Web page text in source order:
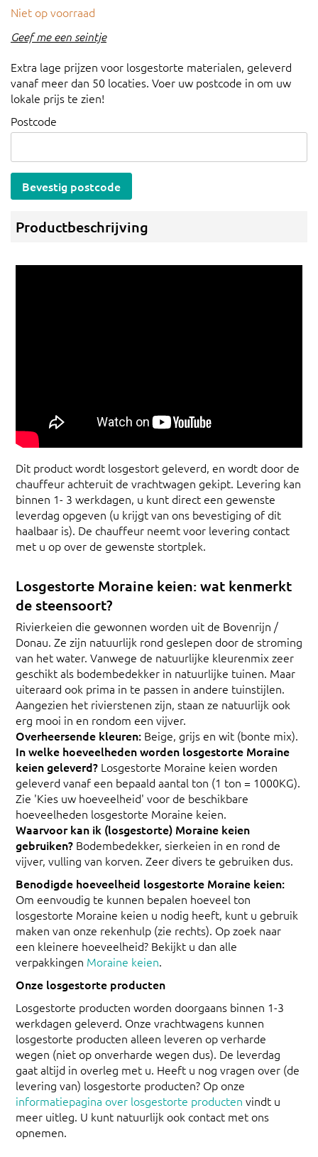
Niet op voorraad
Geef me een seintje
Extra lage prijzen voor losgestorte materialen, geleverd
vanaf meer dan 50 locaties. Voer uw postcode in om uw
lokale prijs te zien!
Postcode
Bevestig postcode
Productbeschrijving
Dit product wordt losgestort geleverd, en wordt door de
chauffeur achteruit de vrachtwagen gekipt. Levering kan
binnen 1- 3 werkdagen, u kunt direct een gewenste
leverdag opgeven (u krijgt van ons bevestiging of dit
haalbaar is). De chauffeur neemt voor levering contact
met u op over de gewenste stortplek.
Losgestorte Moraine keien: wat kenmerkt
de steensoort?
Rivierkeien die gewonnen worden uit de Bovenrijn /
Donau. Ze zijn natuurlijk rond geslepen door de stroming
van het water. Vanwege de natuurlijke kleurenmix zeer
geschikt als bodembedekker in natuurlijke tuinen. Maar
uiteraard ook prima in te passen in andere tuinstijlen.
Aangezien het rivierstenen zijn, staan ze natuurlijk ook
erg mooi in en rondom een vijver.
Overheersende kleuren: Beige, grijs en wit (bonte mix).
In welke hoeveelheden worden losgestorte Moraine
keien geleverd? Losgestorte Moraine keien worden
geleverd vanaf een bepaald aantal ton (1 ton = 1000KG).
Zie 'Kies uw hoeveelheid' voor de beschikbare
hoeveelheden losgestorte Moraine keien.
Waarvoor kan ik (losgestorte) Moraine keien
gebruiken? Bodembedekker, sierkeien in en rond de
vijver, vulling van korven. Zeer divers te gebruiken dus.
Benodigde hoeveelheid losgestorte Moraine keien:
Om eenvoudig te kunnen bepalen hoeveel ton
losgestorte Moraine keien u nodig heeft, kunt u gebruik
maken van onze rekenhulp (zie rechts). Op zoek naar
een kleinere hoeveelheid? Bekijkt u dan alle
verpakkingen Moraine keien.
Onze losgestorte producten
Losgestorte producten worden doorgaans binnen 1-3
werkdagen geleverd. Onze vrachtwagens kunnen
losgestorte producten alleen leveren op verharde
wegen (niet op onverharde wegen dus). De leverdag
gaat altijd in overleg met u. Heeft u nog vragen over (de
levering van) losgestorte producten? Op onze
informatiepagina over losgestorte producten vindt u
meer uitleg. U kunt natuurlijk ook contact met ons
opnemen.